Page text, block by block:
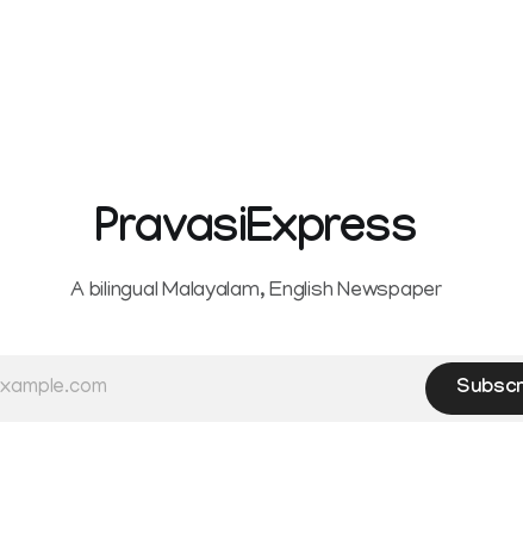
PravasiExpress
A bilingual Malayalam, English Newspaper